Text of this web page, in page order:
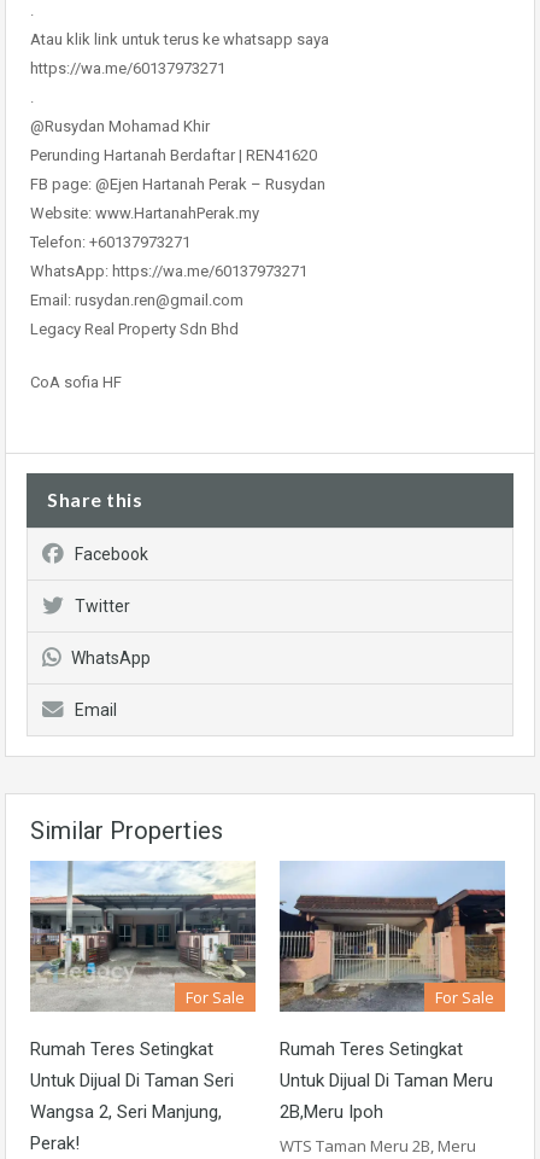
.
Atau klik link untuk terus ke whatsapp saya
https://wa.me/60137973271
.
@Rusydan Mohamad Khir
Perunding Hartanah Berdaftar | REN41620
FB page: @Ejen Hartanah Perak – Rusydan
Website: www.HartanahPerak.my
Telefon: +60137973271
WhatsApp: https://wa.me/60137973271
Email: rusydan.ren@gmail.com
Legacy Real Property Sdn Bhd
CoA sofia HF
Share this
Facebook
Twitter
WhatsApp
Email
Similar Properties
For Sale
Rumah Teres Setingkat
Untuk Dijual Di Taman Seri
Wangsa 2, Seri Manjung,
Perak!
For Sale
Rumah Teres Setingkat
Untuk Dijual Di Taman Meru
2B,Meru Ipoh
WTS Taman Meru 2B, Meru